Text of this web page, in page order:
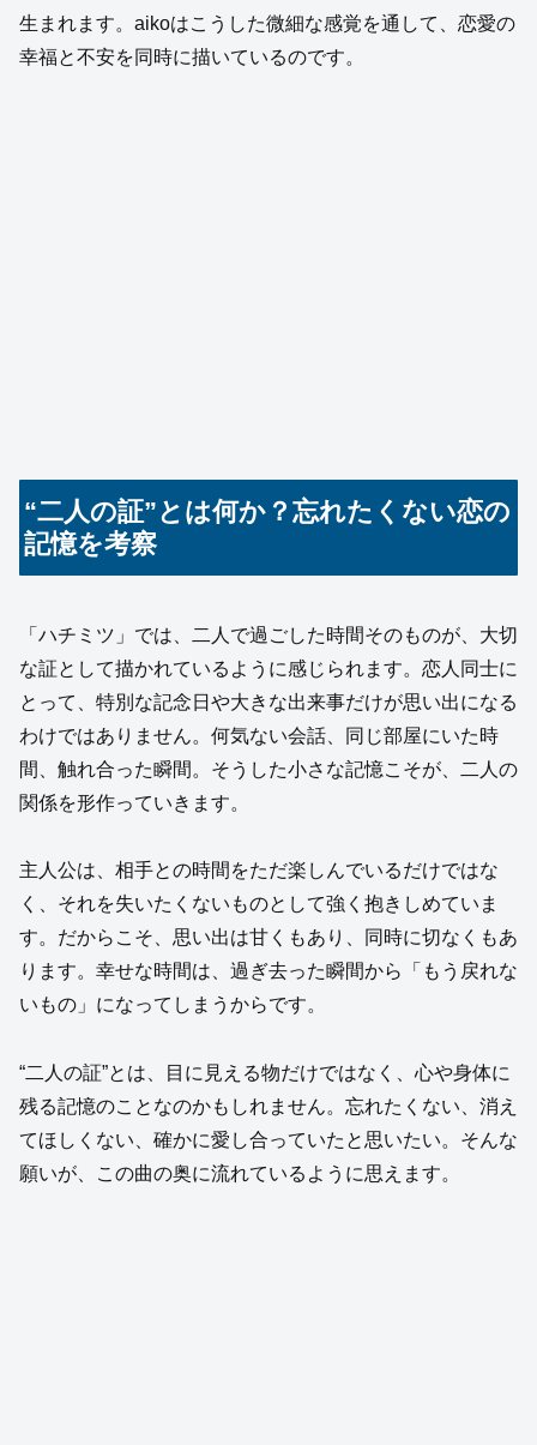
生まれます。aikoはこうした微細な感覚を通して、恋愛の
幸福と不安を同時に描いているのです。
“二人の証”とは何か？忘れたくない恋の
記憶を考察
「ハチミツ」では、二人で過ごした時間そのものが、大切
な証として描かれているように感じられます。恋人同士に
とって、特別な記念日や大きな出来事だけが思い出になる
わけではありません。何気ない会話、同じ部屋にいた時
間、触れ合った瞬間。そうした小さな記憶こそが、二人の
関係を形作っていきます。
主人公は、相手との時間をただ楽しんでいるだけではな
く、それを失いたくないものとして強く抱きしめていま
す。だからこそ、思い出は甘くもあり、同時に切なくもあ
ります。幸せな時間は、過ぎ去った瞬間から「もう戻れな
いもの」になってしまうからです。
“二人の証”とは、目に見える物だけではなく、心や身体に
残る記憶のことなのかもしれません。忘れたくない、消え
てほしくない、確かに愛し合っていたと思いたい。そんな
願いが、この曲の奥に流れているように思えます。